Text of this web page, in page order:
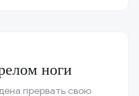
ноги
прервать свою